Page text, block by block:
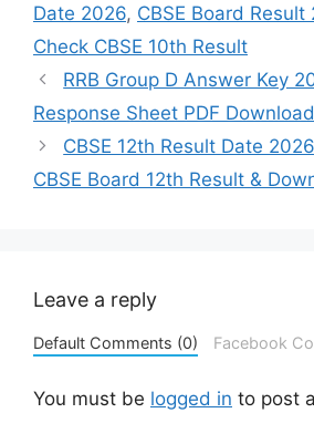
Date 2026, CBSE Board Result
Check CBSE 10th Result
RRB Group D Answer Key
Response Sheet PDF
CBSE 12th Result Date
CBSE Board 12th Result &
Leave a reply
Default Comments (0) Facebook
You must be logged in to post